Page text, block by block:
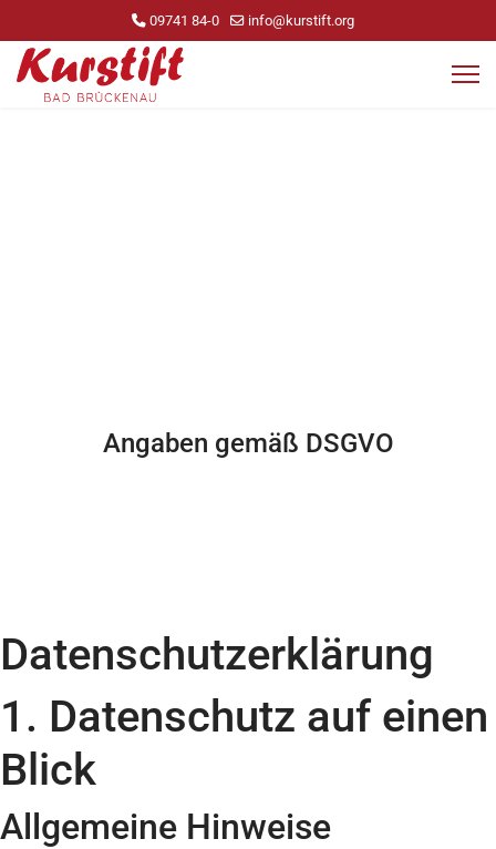
09741 84-0 info@kurstift.org
Angaben gemäß DSGVO
Datenschutz­erklärung
1. Datenschutz auf einen
Blick
Allgemeine Hinweise